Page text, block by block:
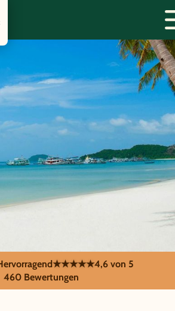
- Strandurlaub
★★★★★4,6 von 5
460 Bewertungen